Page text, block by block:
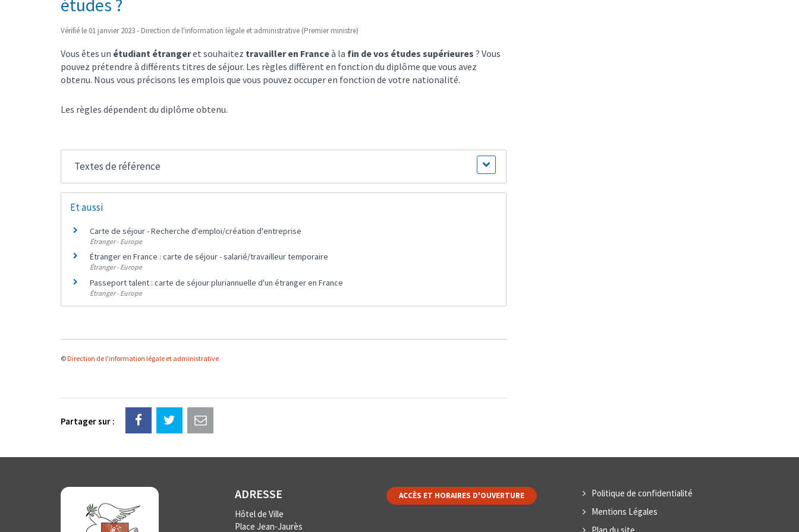
études ?
Vérifié le 01 janvier 2023 - Direction de l'information légale et administrative (Premier ministre)
Vous êtes un étudiant étrangeret souhaitez travailler en Franceà la fin de vos études supérieures ? Vous
pouvez prétendre à différents titres de séjour. Les règles diffèrent en fonction du diplôme que vous avez
obtenu. Nous vous précisons les emplois que vous pouvez occuper en fonction de votre nationalité.
Les règles dépendent du diplôme obtenu.
Textes de référence
Et aussi
Carte de séjour - Recherche d'emploi/création d'entreprise
Étranger - Europe
Étranger en France : carte de séjour - salarié/travailleur temporaire
Étranger - Europe
Passeport talent : carte de séjour pluriannuelle d'un étranger en France
Étranger - Europe
© Direction de l'information légale et administrative
Partager sur :
ADRESSE
Hôtel de Ville
Place Jean-Jaurès
ACCÈS ET HORAIRES D'OUVERTURE
Politique de confidentialité
Mentions Légales
Plan du site